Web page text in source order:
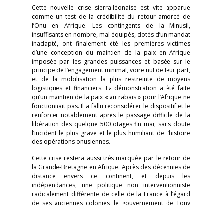
Cette nouvelle crise sierra-léonaise est vite apparue
comme un test de la crédibilité du retour amorcé de
l’Onu en Afrique. Les contingents de la Minusil,
insuffisants en nombre, mal équipés, dotés d’un mandat
inadapté, ont finalement été les premières victimes
d’une conception du maintien de la paix en Afrique
imposée par les grandes puissances et basée sur le
principe de l’engagement minimal, voire nul de leur part,
et de la mobilisation la plus restreinte de moyens
logistiques et financiers. La démonstration a été faite
qu’un maintien de la paix « au rabais » pour l’Afrique ne
fonctionnait pas. Il a fallu reconsidérer le dispositif et le
renforcer notablement après le passage difficile de la
libération des quelque 500 otages fin mai, sans doute
l’incident le plus grave et le plus humiliant de l’histoire
des opérations onusiennes.
Cette crise restera aussi très marquée par le retour de
la Grande-Bretagne en Afrique. Après des décennies de
distance envers ce continent, et depuis les
indépendances, une politique non interventionniste
radicalement différente de celle de la France à l’égard
de ses anciennes colonies, le gouvernement de Tony